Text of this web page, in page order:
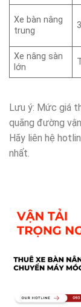
Xe bàn nâng
trung
Xe nâng sàn
lớn
Lưu ý: Mức giá
quãng đường
Hãy liên hệ
nhất.